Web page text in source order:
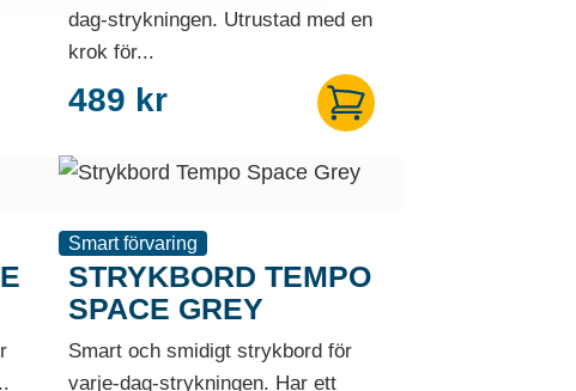
dag-strykningen. Utrustad med en
krok för...
489 kr
Smart förvaring
STRYKBORD TEMPO
SPACE GREY
Smart och smidigt strykbord för
varje-dag-strykningen. Har ett